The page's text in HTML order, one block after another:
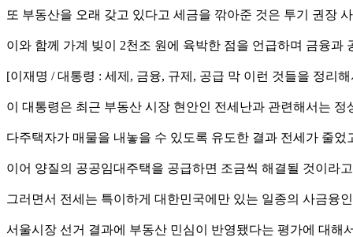
또 부동산을 오래 갖고 있다고 세금을 깎아준 것은 투기 권장
이와 함께 가계 빚이 2천조 원에 육박한 점을 언급하며 금융
[이재명 / 대통령 : 세제, 금융, 규제, 공급 막 이런 것들을 정리
이 대통령은 최근 부동산 시장 현안인 전세난과 관련해서는
다주택자가 매물을 내놓을 수 있도록 유도한 결과 전세가 줄
이어 양질의 공공임대주택을 공급하면 조금씩 해결될 것이라
그러면서 전세는 특이하게 대한민국에만 있는 일종의 사금융
서울시장 선거 결과에 부동산 민심이 반영됐다는 평가에 대